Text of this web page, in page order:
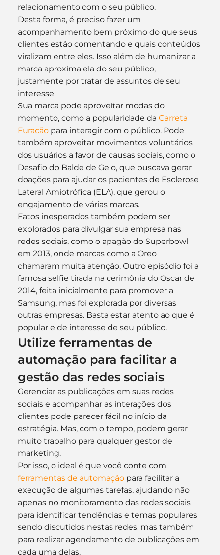
relacionamento com o seu público.
Desta forma, é preciso fazer um
acompanhamento bem próximo do que seus
clientes estão comentando e quais conteúdos
viralizam entre eles. Isso além de humanizar a
marca aproxima ela do seu público,
justamente por tratar de assuntos de seu
interesse.
Sua marca pode aproveitar modas do
momento, como a popularidade da Carreta
Furacão para interagir com o público. Pode
também aproveitar movimentos voluntários
dos usuários a favor de causas sociais, como o
Desafio do Balde de Gelo, que buscava gerar
doações para ajudar os pacientes de Esclerose
Lateral Amiotrófica (ELA), que gerou o
engajamento de várias marcas.
Fatos inesperados também podem ser
explorados para divulgar sua empresa nas
redes sociais, como o apagão do Superbowl
em 2013, onde marcas como a Oreo
chamaram muita atenção. Outro episódio foi a
famosa selfie tirada na cerimônia do Oscar de
2014, feita inicialmente para promover a
Samsung, mas foi explorada por diversas
outras empresas. Basta estar atento ao que é
popular e de interesse de seu público.
Utilize ferramentas de
automação para facilitar a
gestão das redes sociais
Gerenciar as publicações em suas redes
sociais e acompanhar as interações dos
clientes pode parecer fácil no início da
estratégia. Mas, com o tempo, podem gerar
muito trabalho para qualquer gestor de
marketing.
Por isso, o ideal é que você conte com
ferramentas de automação para facilitar a
execução de algumas tarefas, ajudando não
apenas no monitoramento das redes sociais
para identificar tendências e temas populares
sendo discutidos nestas redes, mas também
para realizar agendamento de publicações em
cada uma delas.